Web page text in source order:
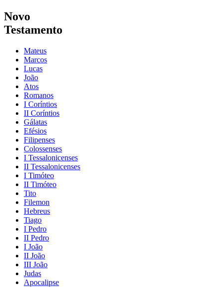
Novo
Testamento
Mateus
Marcos
Lucas
João
Atos
Romanos
I Coríntios
II Coríntios
Gálatas
Efésios
Filipenses
Colossenses
I Tessalonicenses
II Tessalonicenses
I Timóteo
II Timóteo
Tito
Filemon
Hebreus
Tiago
I Pedro
II Pedro
I João
II João
III João
Judas
Apocalipse